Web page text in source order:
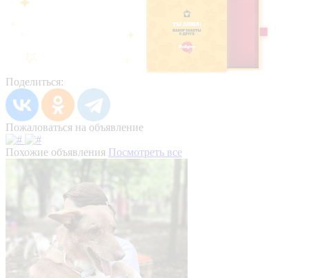
Поделиться:
Пожаловаться на объявление
Похожие объявления Посмотреть все